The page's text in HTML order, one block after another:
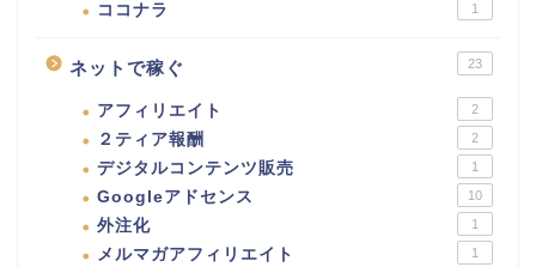
ココナラ 1
ネットで稼ぐ 23
アフィリエイト 2
２ティア報酬 2
デジタルコンテンツ販売 1
Googleアドセンス 10
外注化 1
メルマガアフィリエイト 1